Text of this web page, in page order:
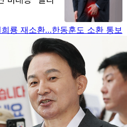
룡 재소환…한동훈도 소환 통보